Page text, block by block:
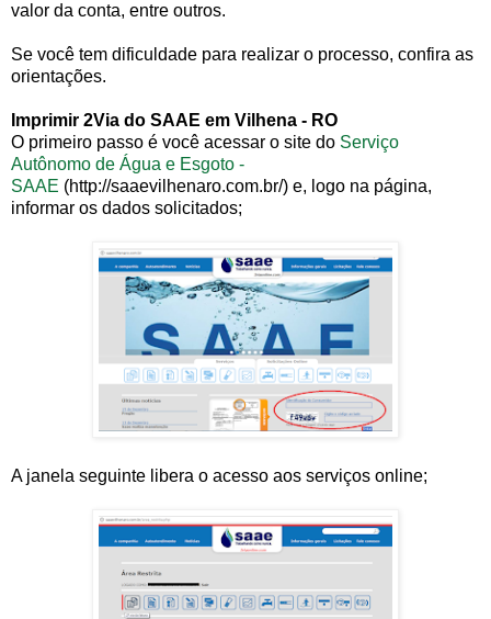
valor da conta, entre outros.
Se você tem dificuldade para realizar o processo, confira as
orientações.
Imprimir 2Via do SAAE em Vilhena - RO
O primeiro passo é você acessar o site do Serviço
Autônomo de Água e Esgoto -
SAAE (http://saaevilhenaro.com.br/) e, logo na página,
informar os dados solicitados;
A janela seguinte libera o acesso aos serviços online;